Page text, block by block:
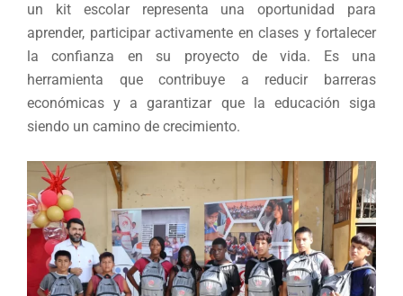
un kit escolar representa una oportunidad para
aprender, participar activamente en clases y fortalecer
la confianza en su proyecto de vida. Es una
herramienta que contribuye a reducir barreras
económicas y a garantizar que la educación siga
siendo un camino de crecimiento.